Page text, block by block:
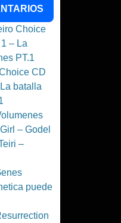
Choice
– La
PT.1
CD
batalla
– Godel
–
puede